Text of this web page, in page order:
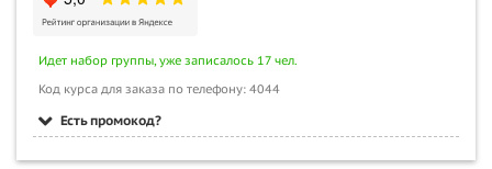
Идет набор группы, уже записалось 17 чел.
Код курса для заказа по телефону: 4044
Есть промокод?